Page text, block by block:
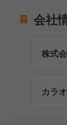
会社
株式
カラ